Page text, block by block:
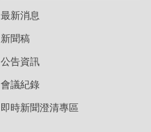
最新消息
新聞稿
公告資訊
會議紀錄
即時新聞澄清專區